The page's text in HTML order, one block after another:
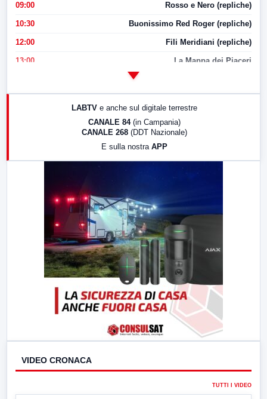
09:00 Rosso e Nero (repliche)
10:30 Buonissimo Red Roger (repliche)
12:00 Fili Meridiani (repliche)
13:00 La Mappa dei Piaceri
17:00 LabNews (replica)
LABTV e anche sul digitale terrestre
CANALE 84 (in Campania)
CANALE 268 (DDT Nazionale)
E sulla nostra APP
VIDEO CRONACA
TUTTI I VIDEO